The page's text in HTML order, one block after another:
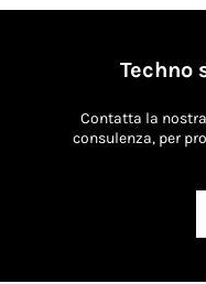
Techno
Contatta la
consulenza, per